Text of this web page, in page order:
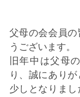
父母の会会員の
うございます。
旧年中は父母
り、誠にあり
少しとなりま